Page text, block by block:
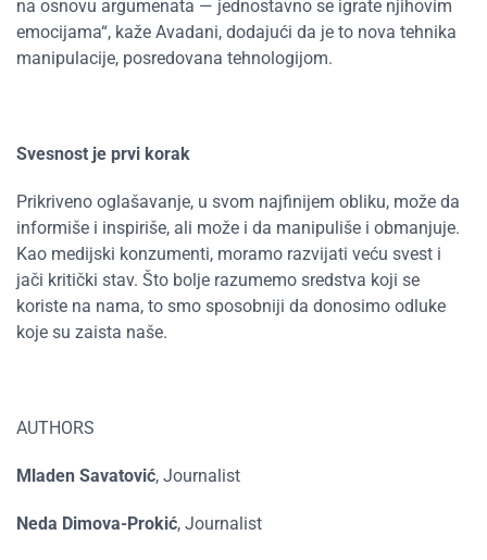
na osnovu argumenata — jednostavno se igrate njihovim
emocijama“, kaže Avadani, dodajući da je to nova tehnika
manipulacije, posredovana tehnologijom.
Svesnost je prvi korak
Prikriveno oglašavanje, u svom najfinijem obliku, može da
informiše i inspiriše, ali može i da manipuliše i obmanjuje.
Kao medijski konzumenti, moramo razvijati veću svest i
jači kritički stav. Što bolje razumemo sredstva koji se
koriste na nama, to smo sposobniji da donosimo odluke
koje su zaista naše.
AUTHORS
Mladen Savatović, Journalist
Neda Dimova-Prokić, Journalist